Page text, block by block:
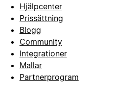
Hjälpcenter
Prissättning
Blogg
Community
Integrationer
Mallar
Partnerprogram